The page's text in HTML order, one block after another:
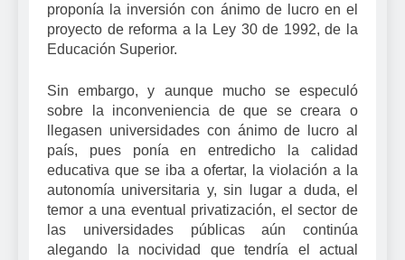
proponía la inversión con ánimo de lucro en el
proyecto de reforma a la Ley 30 de 1992, de la
Educación Superior.
Sin embargo, y aunque mucho se especuló
sobre la inconveniencia de que se creara o
llegasen universidades con ánimo de lucro al
país, pues ponía en entredicho la calidad
educativa que se iba a ofertar, la violación a la
autonomía universitaria y, sin lugar a duda, el
temor a una eventual privatización, el sector de
las universidades públicas aún continúa
alegando la nocividad que tendría el actual